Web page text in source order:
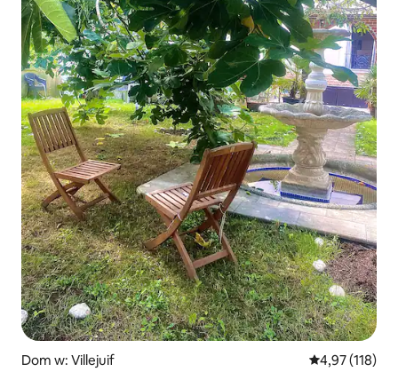
Dom w: Villejuif Średnia
4,97 (118)